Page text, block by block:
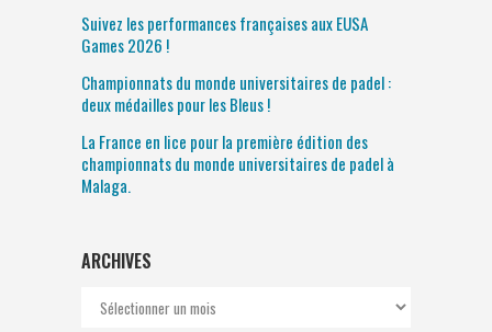
Suivez les performances françaises aux EUSA
Games 2026 !
Championnats du monde universitaires de padel :
deux médailles pour les Bleus !
La France en lice pour la première édition des
championnats du monde universitaires de padel à
Malaga.
ARCHIVES
Archives